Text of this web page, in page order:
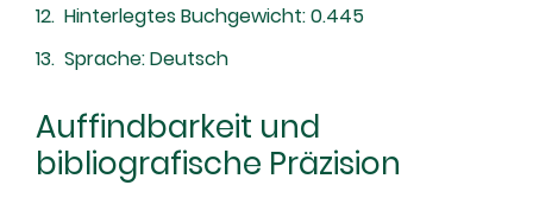
Hinterlegtes Buchgewicht: 0.445
Sprache: Deutsch
Auffindbarkeit und
bibliografische Präzision